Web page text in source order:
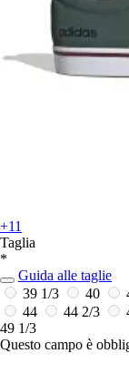
+11
Taglia
*
Guida alle taglie
39 1/3
40
44
44 2/3
49 1/3
Questo campo è